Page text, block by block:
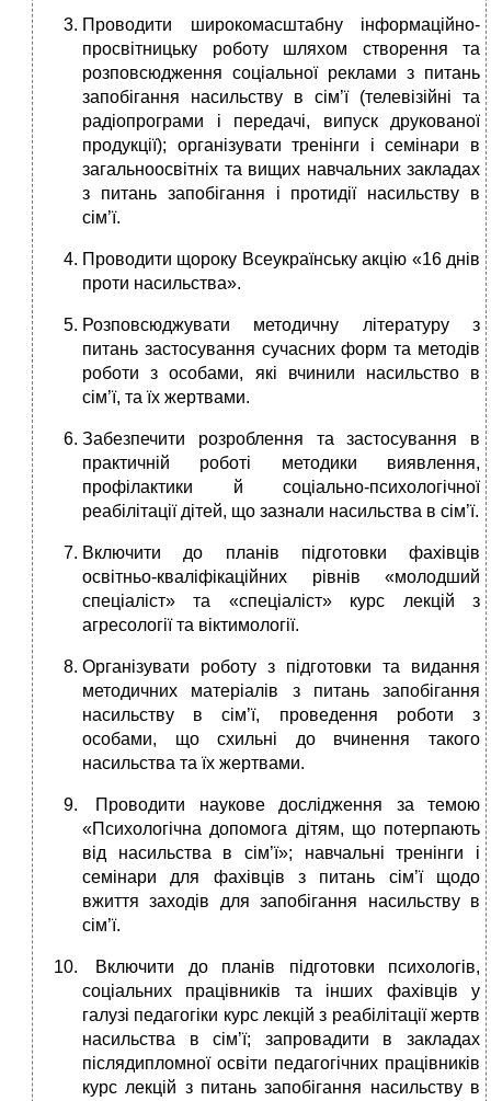
Проводити широкомасштабну інформаційно-
просвітницьку роботу шляхом створення та
розповсюдження соціальної реклами з питань
запобігання насильству в сім’ї (телевізійні та
радіопрограми і передачі, випуск друкованої
продукції); організувати тренінги і семінари в
загальноосвітніх та вищих навчальних закладах
з питань запобігання і протидії насильству в
сім’ї.
Проводити щороку Всеукраїнську акцію «16 днів
проти насильства».
Розповсюджувати методичну літературу з
питань застосування сучасних форм та методів
роботи з особами, які вчинили насильство в
сім’ї, та їх жертвами.
Забезпечити розроблення та застосування в
практичній роботі методики виявлення,
профілактики й соціально-психологічної
реабілітації дітей, що зазнали насильства в сім’ї.
Включити до планів підготовки фахівців
освітньо-кваліфікаційних рівнів «молодший
спеціаліст» та «спеціаліст» курс лекцій з
агресології та віктимології.
Організувати роботу з підготовки та видання
методичних матеріалів з питань запобігання
насильству в сім’ї, проведення роботи з
особами, що схильні до вчинення такого
насильства та їх жертвами.
­ Проводити наукове дослідження за темою
«Психологічна допомога дітям, що потерпають
від насильства в сім’ї»; навчальні тренінги і
семінари для фахівців з питань сім’ї щодо
вжиття заходів для запобігання насильству в
сім’ї.
­ Включити до планів підготовки психологів,
соціальних працівників та інших фахівців у
галузі педагогіки курс лекцій з реабілітації жертв
насильства в сім’ї; запровадити в закладах
післядипломної освіти педагогічних працівників
курс лекцій з питань запобігання насильству в